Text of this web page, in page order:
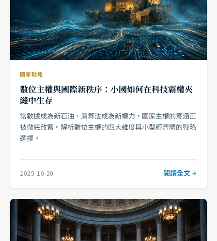
國家戰略
數位主權與國際新秩序：小國如何在科技霸權夾
縫中生存
當數據成為新石油、演算法成為新權力，國家主權的意涵正
被徹底改寫。解析數位主權的四大維度與小型經濟體的戰略
選擇。
2025-10-20 閱讀全文